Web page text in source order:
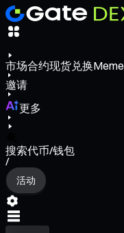
市场合约现货兑换Meme
邀请
更多
搜索代币/钱包
/
活动